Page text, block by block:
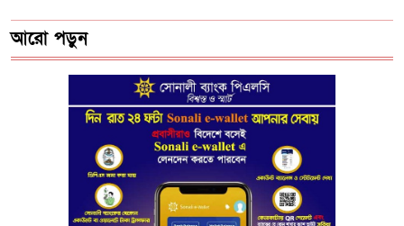
আরো পড়ুন